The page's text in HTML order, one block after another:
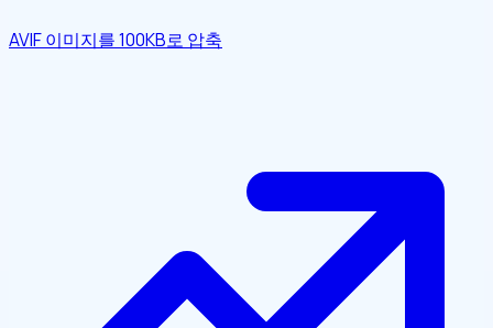
AVIF 이미지를 100KB로 압축